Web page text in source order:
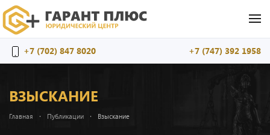
+7 (702) 847 8020 +7 (747) 392 1958
ВЗЫСКАНИЕ
Главная Публикации Взыскание